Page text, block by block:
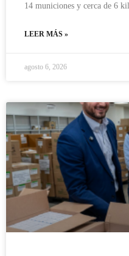
14 municiones y cerca de 6
LEER MÁS »
agosto 6, 2026